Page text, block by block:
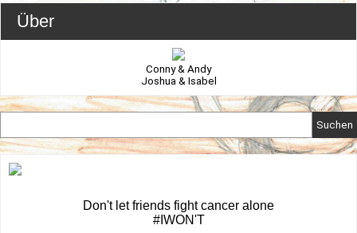
Über
Conny & Andy
Joshua & Isabel
Suchen
Don't let friends fight cancer alone
#IWON'T